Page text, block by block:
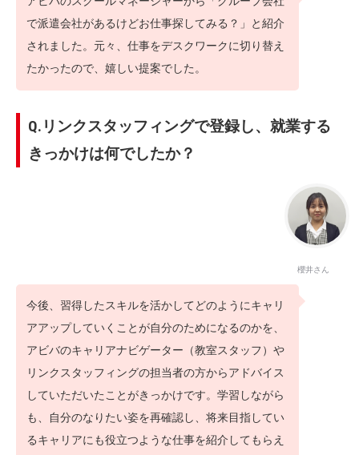
で派遣会社があるけどお仕事探してみる？」と紹介
されました。元々、仕事をデスクワークに切り替え
たかったので、嬉しい提案でした。
Q.リンクスタッフィングで登録し、就業する
きっかけは何でしたか？
櫻井さん
今後、習得したスキルを活かしてどのようにキャリ
アアップしていくことが自分のためになるのかを、
アビバのキャリアナビゲーター（教室スタッフ）や
リンクスタッフィングの担当者の方からアドバイス
していただいたことがきっかけです。学習しながら
も、自分のなりたい姿を再確認し、将来目指してい
るキャリアにも役立つような仕事を紹介してもらえ